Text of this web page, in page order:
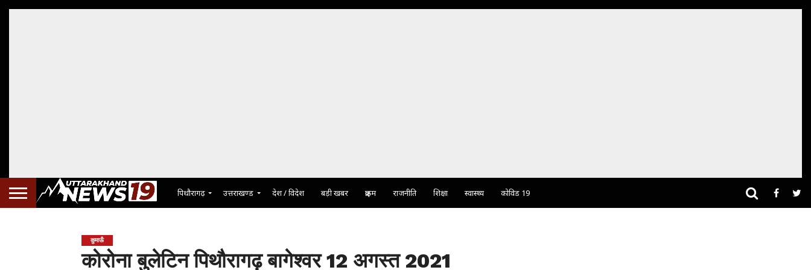
पिथौरागढ़ उत्तराखण्ड देश / विदेश बड़ी खबर क्राइम राजनीति शिक्षा स्वास्थ्य कोविड 19
कुमाऊँ
कोरोना बुलेटिन पिथौरागढ़ बागेश्वर 12 अगस्त 2021